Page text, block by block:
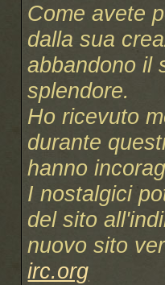
Come avete
dalla sua
abbandono il
splendore.
Ho ricevuto
durante
hanno
I nostalgici
del sito
nuovo sito
irc.org